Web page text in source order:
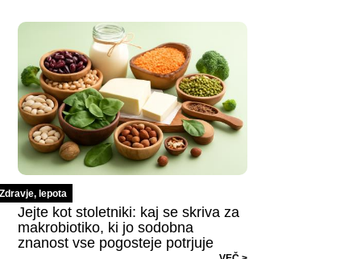
Zdravje, lepota
Jejte kot stoletniki: kaj se skriva za
makrobiotiko, ki jo sodobna
znanost vse pogosteje potrjuje